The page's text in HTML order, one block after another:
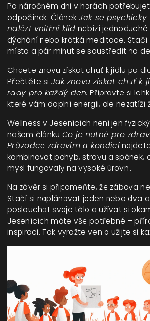
Po náročném dni v horách
odpočinek. ČlánekJak se psychicky
nalézt vnitřní klid nabízí jednoduché
dýchání nebo krátká meditace. Stačí
místo a pár minut se soustředit na
Chcete znovu získat chuť k jídlu po
Přečtěte si Jak znovu získat chuť k
rady pro každý den. Připravte si
které vám doplní energii, ale nezatíží
Wellness v Jesenících není jen
našem článku Co je nutné pro
Průvodce zdravím a kondicí
kombinovat pohyb, stravu a spánek,
mysl fungovaly na vysoké úrovni.
Na závěr si připomeňte, že zábava
Stačí si naplánovat jeden nebo dva
poslouchat svoje tělo a užívat si
Jesenících máte vše potřebné –
inspiraci. Tak vyražte ven a užijte si